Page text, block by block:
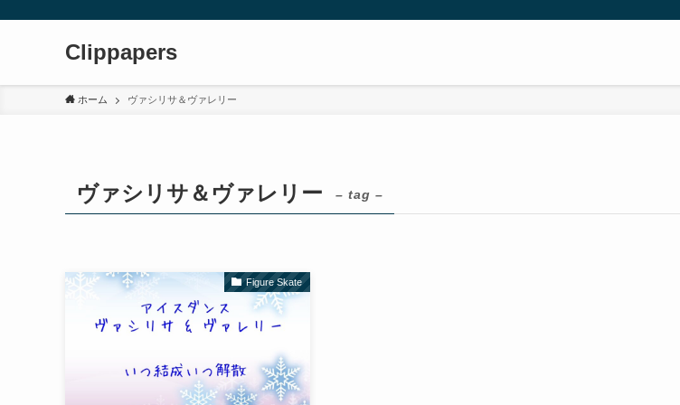
Clippapers
ホーム ヴァシリサ＆ヴァレリー
ヴァシリサ＆ヴァレリー – tag –
Figure Skate